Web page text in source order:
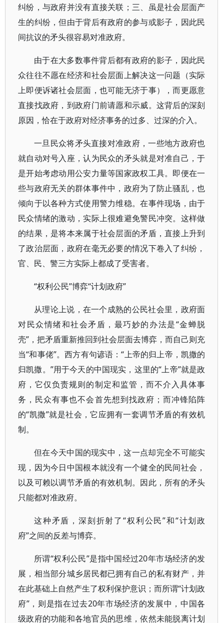
纠纷，与政府并没有直接关联；三、虽是社会层面产
生的纠纷，但由于背后有政府的参与或影子，因此民
间抗议的矛头很容易对准政府。
由于在大多数事件背后都有政府的影子，因此民
众往往不愿在经济和社会层面上解决这一问题（实际
上即便诉诸社会层面，也可能无济于事），而更愿意
直接找政府，到政府门前请愿和示威。这背后的深刻
原因，恰在于政府对经济事务的过多、过深的介入。
一旦民众将矛头直接对准政府，一些地方政府也
就自动对号入座，认为民众的矛头就是对准自己，于
是开始考虑动用公安力量等国家政权工具。即便在一
些与政府无关的群体事件中，政府为了防止骚乱，也
倾向于以各种方式使用警力维稳。在事件现场，由于
民众情绪的激动，实际上很难避免警民冲突。这样做
的结果，是将本来属于社会层面的矛盾，直接上升到
了政治层面，政府在毫无必要的情况下卷入了纠纷，
官、民、警三方实际上都成了受害者。
“权利公民”博弈“计划政府”
从理论上说，在一个成熟的公民社会里，政府面
对民众情绪和社会矛盾，最巧妙的办法是“金蝉脱
壳”，把矛盾重新推回到社会层面去博弈，而自己则充
当“和事佬”。西方有句谚语：“上帝的归上帝，凯撒的
归凯撒。”用于今天的中国现实，这里的“上帝”就是政
府，它仅负责规则的制定和监管，而不介入具体事
务，民众有事也不会首先想到找政府；而冲锋陷阵
的“凯撒”就是社会，它应拥有一套调节矛盾的有效机
制。
但在今天中国的现实中，这一点却完全不可能实
现，因为今日中国根本就没有一个健全的民间社会，
以及可赖以调节矛盾的有效机制。因此，所有的矛头
只能都对准政府。
这种矛盾，深刻折射了“权利公民”和“计划政
府”之间的反差与博弈。
所谓“权利公民”是指中国经过20年市场经济的发
展，相当部分城乡居民都已拥有自己的私有财产，并
在此基础上自然产生了权利保护意识；而所谓“计划政
府”，则是指在过去20年市场经济的发展中，中国各
级政府的功能和各地官员的思维，依然未能脱离计划